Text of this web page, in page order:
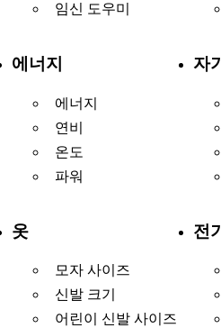
임신 도우미
에너지
에너지
연비
온도
파워
옷
모자 사이즈
신발 크기
어린이 신발 사이즈
자기
전기